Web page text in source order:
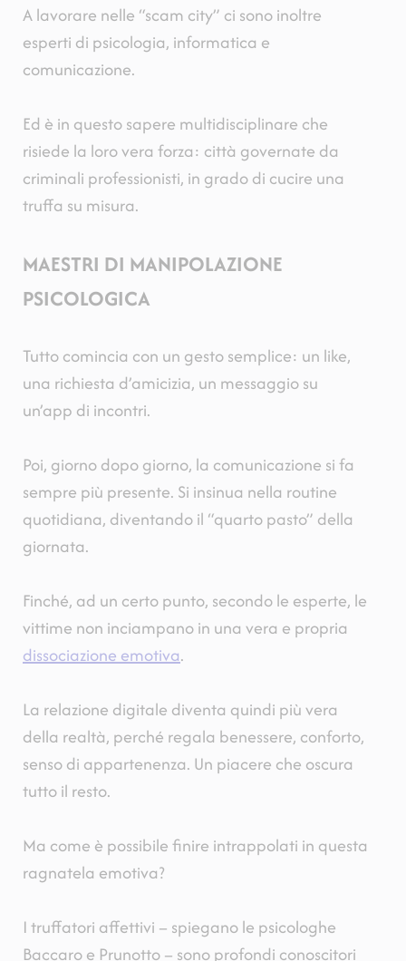
A lavorare nelle “scam city” ci sono inoltre
esperti di psicologia, informatica e
comunicazione.
Ed è in questo sapere multidisciplinare che
risiede la loro vera forza: città governate da
criminali professionisti, in grado di cucire una
truffa su misura.
MAESTRI DI MANIPOLAZIONE
PSICOLOGICA
Tutto comincia con un gesto semplice: un like,
una richiesta d’amicizia, un messaggio su
un’app di incontri.
Poi, giorno dopo giorno, la comunicazione si fa
sempre più presente. Si insinua nella routine
quotidiana, diventando il “quarto pasto” della
giornata.
Finché, ad un certo punto, secondo le esperte, le
vittime non inciampano in una vera e propria
dissociazione emotiva.
La relazione digitale diventa quindi più vera
della realtà, perché regala benessere, conforto,
senso di appartenenza. Un piacere che oscura
tutto il resto.
Ma come è possibile finire intrappolati in questa
ragnatela emotiva?
I truffatori affettivi – spiegano le psicologhe
Baccaro e Prunotto– sono profondi conoscitori